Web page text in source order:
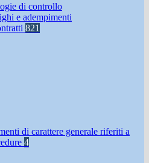
di controllo
e adempimenti
821
di carattere generale riferiti a
4